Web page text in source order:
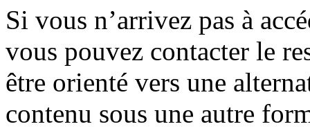
Si vous n’arrivez pas à
vous pouvez contacter le
être orienté vers une
contenu sous une autre